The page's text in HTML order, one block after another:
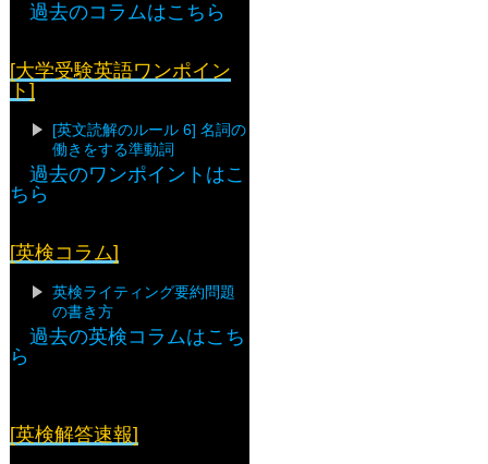
過去のコラムはこちら
[大学受験英語ワンポイン
ト]
[英文読解のルール 6] 名詞の
働きをする準動詞
過去のワンポイントはこ
ちら
[英検コラム]
英検ライティング要約問題
の書き方
過去の英検コラムはこち
ら
[英検解答速報]